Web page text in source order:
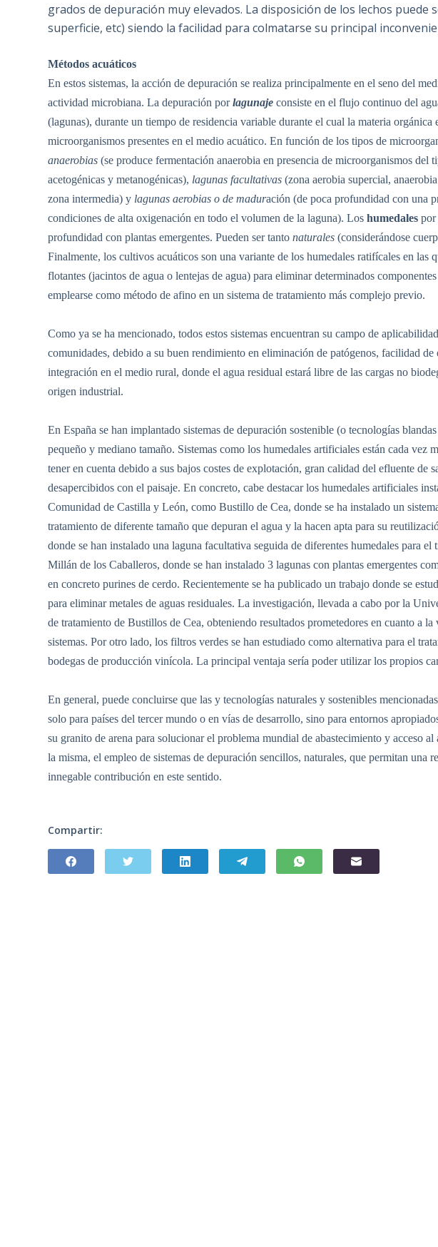
grados de depuración muy elevados. La disposición de los lechos puede
superficie, etc) siendo la facilidad para colmatarse su principal
Métodos acuáticos
En estos sistemas, la acción de depuración se realiza principalmente en el seno del
actividad microbiana. La depuración porlagunaje consiste en el flujo continuo del
(lagunas), durante un tiempo de residencia variable durante el cual la materia orgánica
microorganismos presentes en el medio acuático. En función de los tipos de
anaerobias (se produce fermentación anaerobia en presencia de microorganismos del
acetogénicas y metanogénicas), lagunas facultativas (zona aerobia supercial,
zona intermedia) y lagunas aerobias o de maduración (de poca profundidad con una
condiciones de alta oxigenación en todo el volumen de la laguna). Loshumedales por
profundidad con plantas emergentes. Pueden ser tantonaturales (considerándose
Finalmente, los cultivos acuáticos son una variante de los humedales ratifícales en las
flotantes (jacintos de agua o lentejas de agua) para eliminar determinados
emplearse como método de afino en un sistema de tratamiento más complejo previo.
Como ya se ha mencionado, todos estos sistemas encuentran su campo de
comunidades, debido a su buen rendimiento en eliminación de patógenos, facilidad
integración en el medio rural, donde el agua residual estará libre de las cargas no
origen industrial.
En España se han implantado sistemas de depuración sostenible (o tecnologías
pequeño y mediano tamaño. Sistemas como los humedales artificiales están cada vez
tener en cuenta debido a sus bajos costes de explotación, gran calidad del efluente de
desapercibidos con el paisaje. En concreto, cabe destacar los humedales artificiales
Comunidad de Castilla y León, como Bustillo de Cea, donde se ha instalado un
tratamiento de diferente tamaño que depuran el agua y la hacen apta para su
donde se han instalado una laguna facultativa seguida de diferentes humedales para
Millán de los Caballeros, donde se han instalado 3 lagunas con plantas emergentes
en concreto purines de cerdo. Recientemente se ha publicado un trabajo donde se
para eliminar metales de aguas residuales. La investigación, llevada a cabo por la
de tratamiento de Bustillos de Cea, obteniendo resultados prometedores en cuanto a
sistemas. Por otro lado, los filtros verdes se han estudiado como alternativa para el
bodegas de producción vinícola. La principal ventaja sería poder utilizar los propios
En general, puede concluirse que las y tecnologías naturales y sostenibles
solo para países del tercer mundo o en vías de desarrollo, sino para entornos
su granito de arena para solucionar el problema mundial de abastecimiento y acceso
la misma, el empleo de sistemas de depuración sencillos, naturales, que permitan una
innegable contribución en este sentido.
Compartir: